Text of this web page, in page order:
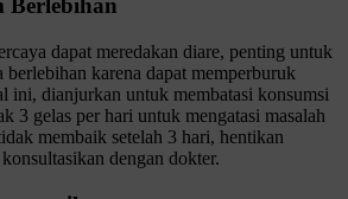
Berlebihan
dapat meredakan diare, penting untuk
berlebihan karena dapat memperburuk
ini, dianjurkan untuk membatasi konsumsi
3 gelas per hari untuk mengatasi masalah
membaik setelah 3 hari, hentikan
dengan dokter.